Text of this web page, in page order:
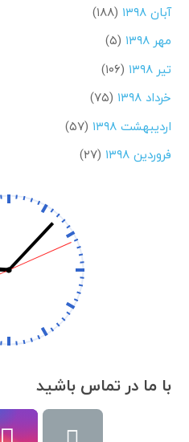
آبان ۱۳۹۸
(۱۸۸)
مهر ۱۳۹۸
(۵)
تیر ۱۳۹۸
(۱۰۶)
خرداد ۱۳۹۸
(۷۵)
اردیبهشت ۱۳۹۸
(۵۷)
فروردین ۱۳۹۸
(۲۷)
با ما در تماس باشید